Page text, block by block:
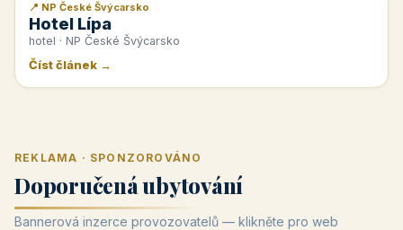
📰 PR článek
📍 NP České Švýcarsko
Hotel Lípa
hotel · NP České Švýcarsko
Číst článek →
REKLAMA · SPONZOROVÁNO
Doporučená ubytování
Bannerová inzerce provozovatelů — klikněte pro web